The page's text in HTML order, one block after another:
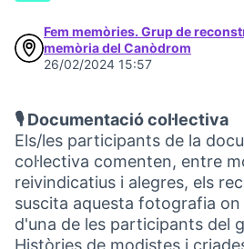
Fem memòries. Grup de
memòria del Canòdrom
26/02/2024 15:57
🎙️ Documentació col·lectiva
Els/les participants de la
col·lectiva comenten, entre
reivindicatius i alegres, els
suscita aquesta fotografia on
d'una de les participants del
Històries de modistes i